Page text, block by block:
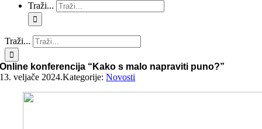
Traži...
Traži...
Online konferencija “Kako s malo napraviti puno?”
13. veljače 2024.Kategorije:Novosti